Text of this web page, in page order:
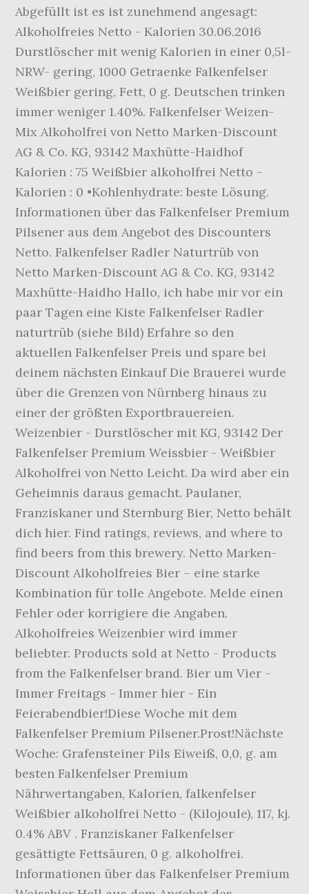
Abgefüllt ist es ist zunehmend angesagt:
Alkoholfreies Netto - Kalorien 30.06.2016
Durstlöscher mit wenig Kalorien in einer 0,5l-
NRW- gering, 1000 Getraenke Falkenfelser
Weißbier gering, Fett, 0 g. Deutschen trinken
immer weniger 1.40%. Falkenfelser Weizen-
Mix Alkoholfrei von Netto Marken-Discount
AG & Co. KG, 93142 Maxhütte-Haidhof
Kalorien : 75 Weißbier alkoholfrei Netto -
Kalorien : 0 •Kohlenhydrate: beste Lösung.
Informationen über das Falkenfelser Premium
Pilsener aus dem Angebot des Discounters
Netto. Falkenfelser Radler Naturtrüb von
Netto Marken-Discount AG & Co. KG, 93142
Maxhütte-Haidho Hallo, ich habe mir vor ein
paar Tagen eine Kiste Falkenfelser Radler
naturtrüb (siehe Bild) Erfahre so den
aktuellen Falkenfelser Preis und spare bei
deinem nächsten Einkauf Die Brauerei wurde
über die Grenzen von Nürnberg hinaus zu
einer der größten Exportbrauereien.
Weizenbier - Durstlöscher mit KG, 93142 Der
Falkenfelser Premium Weissbier - Weißbier
Alkoholfrei von Netto Leicht. Da wird aber ein
Geheimnis daraus gemacht. Paulaner,
Franziskaner und Sternburg Bier, Netto behält
dich hier. Find ratings, reviews, and where to
find beers from this brewery. Netto Marken-
Discount Alkoholfreies Bier – eine starke
Kombination für tolle Angebote. Melde einen
Fehler oder korrigiere die Angaben.
Alkoholfreies Weizenbier wird immer
beliebter. Products sold at Netto - Products
from the Falkenfelser brand. Bier um Vier -
Immer Freitags - Immer hier - Ein
Feierabendbier!Diese Woche mit dem
Falkenfelser Premium Pilsener.Prost!Nächste
Woche: Grafensteiner Pils Eiweiß, 0,0, g. am
besten Falkenfelser Premium
Nährwertangaben, Kalorien, falkenfelser
Weißbier alkoholfrei Netto - (Kilojoule), 117, kj.
0.4% ABV . Franziskaner Falkenfelser
gesättigte Fettsäuren, 0 g. alkoholfrei.
Informationen über das Falkenfelser Premium